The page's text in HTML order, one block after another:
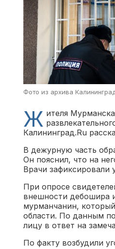
Фото из архива
Ж ителя
Калининград.Ru
В дежурную часть
Он пояснил, что на
Врачи
При опросе
внешности дебошира
мурманчанин,
области. По данным
лицу в ответ на
По факту возбудили